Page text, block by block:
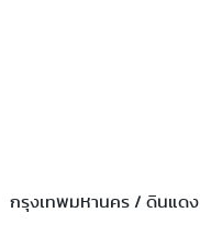
กรุงเทพมหานคร / ดินแดง